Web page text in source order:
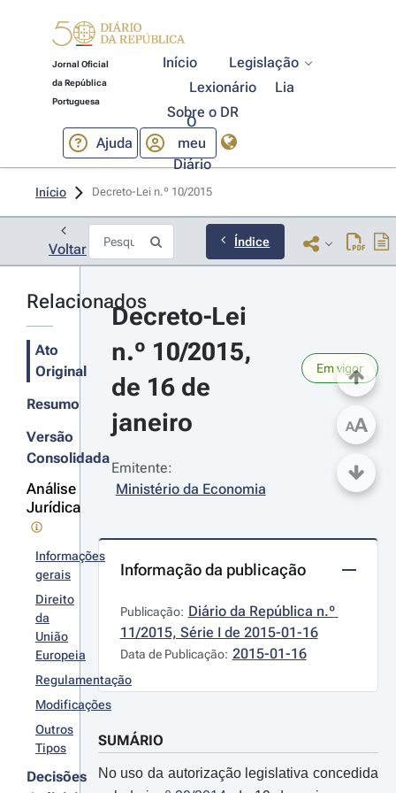
Jornal Oficial
da República
Portuguesa
Início
Legislação
Lexionário
Lia
Sobre o DR
Ajuda
O
meu
Diário
Início Decreto-Lei n.º 10/2015
Voltar Índice
Relacionados
Ato
Original
Resumo
Versão
Consolidada
Análise
Jurídica
Informações
gerais
Direito
da
União
Europeia
Regulamentação
Modificações
Outros
Tipos
Decisões
Decreto-Lei
n.º 10/2015,
de 16 de
janeiro
Em vigor
Emitente:
Ministério da Economia
Informação da publicação
Publicação: Diário da República n.º
11/2015, Série I de 2015-01-16
Data de Publicação: 2015-01-16
SUMÁRIO
No uso da autorização legislativa concedida
AA